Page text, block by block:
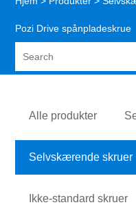
Pozi Drive spånpladeskrue
Alle produkter
Selvskærende skruer
Ikke-standard skruer